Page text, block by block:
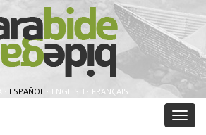
ESPAÑOL · ENGLISH · FRANÇAIS